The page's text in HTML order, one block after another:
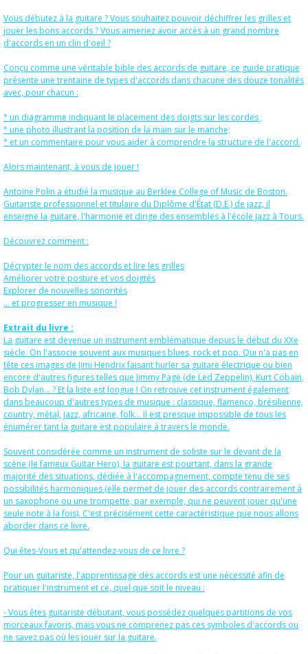
Vous débutez à la guitare ? Vous souhaitez pouvoir déchiffrer les grilles et
jouer les bons accords ? Vous aimeriez avoir accès à un grand nombre
d'accords en un clin d'oeil ?
Conçu comme une véritable bible des accords de guitare, ce guide pratique
présente une trentaine de types d'accords dans chacune des douze tonalités
avec, pour chacun :
° un diagramme indiquant le placement des doigts sur les cordes ;
° une photo illustrant la position de la main sur le manche;
° et un commentaire pour vous aider à comprendre la structure de l'accord.
Alors maintenant, à vous de jouer !
Antoine Polin a étudié la musique au Berklee College of Music de Boston.
Guitariste professionnel et titulaire du Diplôme d'État (D.E.) de jazz, il
enseigne la guitare, l'harmonie et dirige des ensembles à l'école Jazz à Tours.
Découvrez comment :
Décrypter le nom des accords et lire les grilles
Améliorer votre posture et vos doigtés
Explorer de nouvelles sonorités
... et progresser en musique !
Extrait du livre :
La guitare est devenue un instrument emblématique depuis le début du XXe
siècle. On l'associe souvent aux musiques blues, rock et pop. Qui n'a pas en
tête ces images de Jimi Hendrix faisant hurler sa guitare électrique ou bien
encore d'autres figures telles que Jimmy Page (de Led Zeppelin), Kurt Cobain,
Bob Dylan... ? Et la liste est longue ! On retrouve cet instrument également
dans beaucoup d'autres types de musique : classique, flamenco, brésilienne,
country, métal, jazz, africaine, folk... Il est presque impossible de tous les
énumérer tant la guitare est populaire à travers le monde.
Souvent considérée comme un instrument de soliste sur le devant de la
scène (le fameux Guitar Hero), la guitare est pourtant, dans la grande
majorité des situations, dédiée à l'accompagnement, compte tenu de ses
possibilités harmo­niques (elle permet de jouer des accords contrairement à
un saxophone ou une trompette, par exemple, qui ne peuvent jouer qu'une
seule note à la fois). C'est précisément cette caractéristique que nous allons
aborder dans ce livre.
Qui êtes-Vous et qu'attendez-vous de ce livre ?
Pour un guitariste, l'apprentissage des accords est une nécessité afin de
pratiquer l'instrument et ce, quel que soit le niveau :
- Vous êtes guitariste débutant, vous possédez quelques partitions de vos
morceaux favoris, mais vous ne comprenez pas ces symboles d'accords ou
ne savez pas où les jouer sur la guitare.